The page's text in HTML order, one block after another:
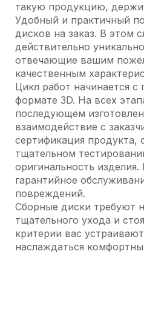
такую продукцию,
Удобный и практичный
дисков на заказ. В этом
действительно
отвечающие вашим
качественным
Цикл работ начинается
формате 3D. На всех
последующем
взаимодействие с
сертификация продукта,
тщательном
оригинальность
гарантийное
повреждений.
Сборные диски требуют
тщательного ухода и
критерии вас
наслаждаться